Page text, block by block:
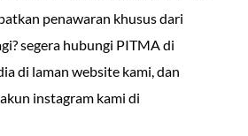
penawaran khusus dari
segera hubungi PITMA di
di laman website kami, dan
instagram kami di